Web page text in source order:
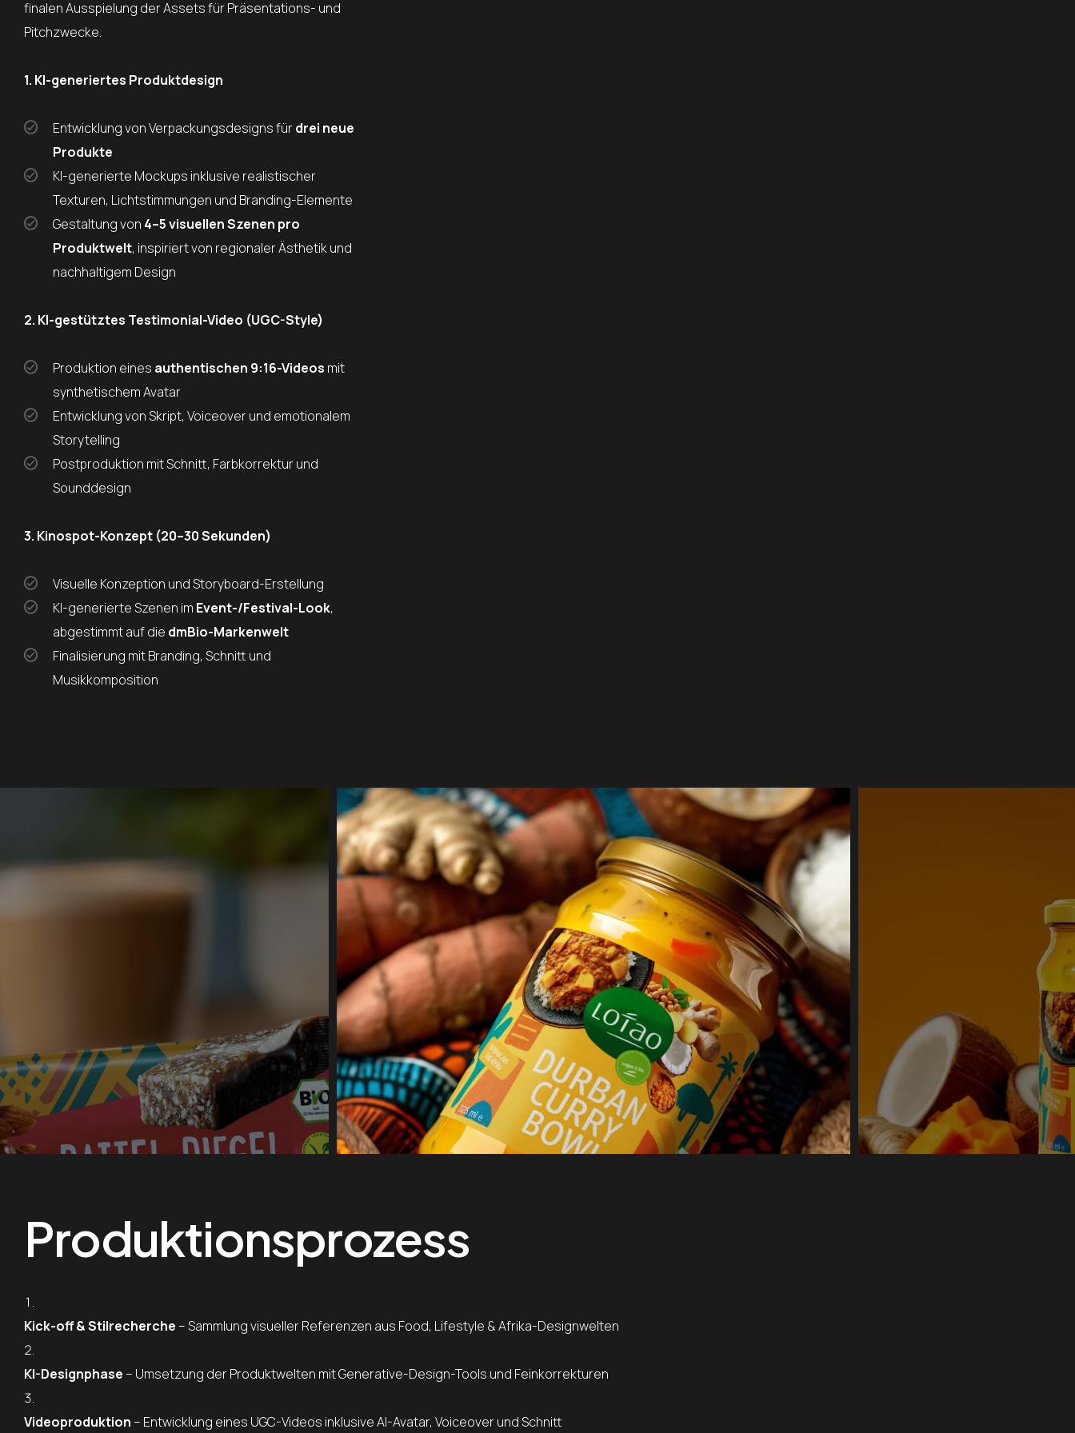
finalen Ausspielung der Assets für Präsentations- und
Pitchzwecke.
1. KI-generiertes Produktdesign
Entwicklung von Verpackungsdesigns fürdrei neue
Produkte
KI-generierte Mockups inklusive realistischer
Texturen, Lichtstimmungen und Branding-Elemente
Gestaltung von 4–5 visuellen Szenen pro
Produktwelt, inspiriert von regionaler Ästhetik und
nachhaltigem Design
2. KI-gestütztes Testimonial-Video (UGC-Style)
Produktion eines authentischen 9:16-Videos mit
synthetischem Avatar
Entwicklung von Skript, Voiceover und emotionalem
Storytelling
Postproduktion mit Schnitt, Farbkorrektur und
Sounddesign
3. Kinospot-Konzept (20–30 Sekunden)
Visuelle Konzeption und Storyboard-Erstellung
KI-generierte Szenen im Event-/Festival-Look,
abgestimmt auf die dmBio-Markenwelt
Finalisierung mit Branding, Schnitt und
Musikkomposition
Produktionsprozess
Kick-off & Stilrecherche – Sammlung visueller Referenzen aus Food, Lifestyle & Afrika-Designwelten
KI-Designphase – Umsetzung der Produktwelten mit Generative-Design-Tools und Feinkorrekturen
Videoproduktion – Entwicklung eines UGC-Videos inklusive AI-Avatar, Voiceover und Schnitt